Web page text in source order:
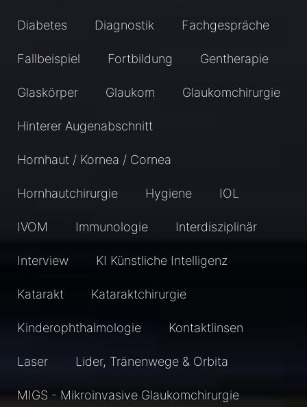
Diabetes Diagnostik Fachgespräche
Fallbeispiel Fortbildung Gentherapie
Glaskörper Glaukom Glaukomchirurgie
Hinterer Augenabschnitt
Hornhaut / Kornea / Cornea
Hornhautchirurgie Hygiene IOL
IVOM Immunologie Interdisziplinär
Interview KI Künstliche Intelligenz
Katarakt Kataraktchirurgie
Kinderophthalmologie Kontaktlinsen
Laser Lider, Tränenwege & Orbita
MIGS - Mikroinvasive Glaukomchirurgie